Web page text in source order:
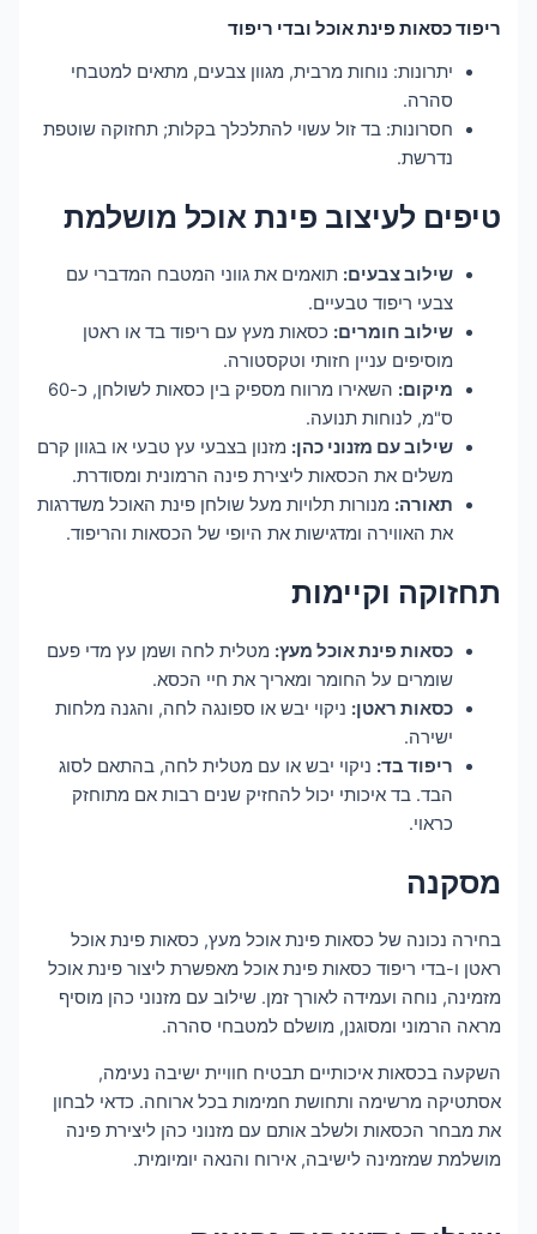
ריפוד כסאות פינת אוכל ובדי ריפוד
יתרונות: נוחות מרבית, מגוון צבעים, מתאים למטבחי
סהרה.
חסרונות: בד זול עשוי להתלכלך בקלות; תחזוקה שוטפת
נדרשת.
טיפים לעיצוב פינת אוכל מושלמת
שילוב צבעים: תואמים את גווני המטבח המדברי עם
צבעי ריפוד טבעיים.
שילוב חומרים: כסאות מעץ עם ריפוד בד או ראטן
מוסיפים עניין חזותי וטקסטורה.
מיקום:
השאירו מרווח מספיק בין כסאות לשולחן, כ-60
ס"מ, לנוחות תנועה.
שילוב עם מזנוני כהן: מזנון בצבעי עץ טבעי או בגוון קרם
משלים את הכסאות ליצירת פינה הרמונית ומסודרת.
תאורה: מנורות תלויות מעל שולחן פינת האוכל משדרגות
את האווירה ומדגישות את היופי של הכסאות והריפוד.
תחזוקה וקיימות
כסאות פינת אוכל מעץ: מטלית לחה ושמן עץ מדי פעם
שומרים על החומר ומאריך את חיי הכסא.
כסאות ראטן: ניקוי יבש או ספונגה לחה, והגנה מלחות
ישירה.
ריפוד בד: ניקוי יבש או עם מטלית לחה, בהתאם לסוג
הבד. בד איכותי יכול להחזיק שנים רבות אם מתוחזק
כראוי.
מסקנה
בחירה נכונה של כסאות פינת אוכל מעץ, כסאות פינת אוכל
ראטן ו-בדי ריפוד כסאות פינת אוכל מאפשרת ליצור פינת אוכל
מזמינה, נוחה ועמידה לאורך זמן. שילוב עם מזנוני כהן מוסיף
מראה הרמוני ומסוגנן, מושלם למטבחי סהרה.
השקעה בכסאות איכותיים תבטיח חוויית ישיבה נעימה,
אסתטיקה מרשימה ותחושת חמימות בכל ארוחה. כדאי לבחון
את מבחר הכסאות ולשלב אותם עם מזנוני כהן ליצירת פינה
מושלמת שמזמינה לישיבה, אירוח והנאה יומיומית.